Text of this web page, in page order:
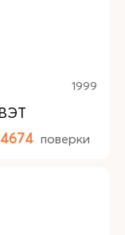
1999
4674 поверки